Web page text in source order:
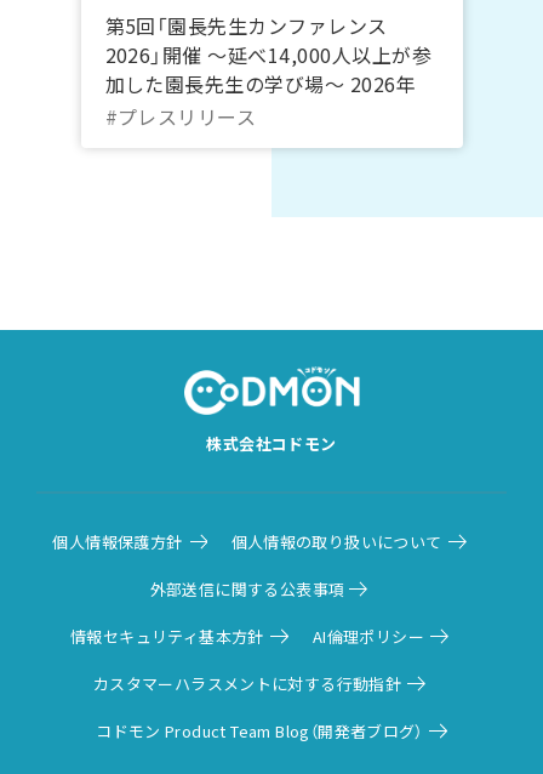
第5回「園長先生カンファレンス
2026」開催 ～延べ14,000人以上が参
加した園長先生の学び場～ 2026年
10月20日～22日＠オンライン｜コド
#プレスリリース
株式会社コドモン
個人情報保護方針 個人情報の取り扱いについて
外部送信に関する公表事項
情報セキュリティ基本方針 AI倫理ポリシー
カスタマーハラスメントに対する行動指針
コドモン Product Team Blog（開発者ブログ）